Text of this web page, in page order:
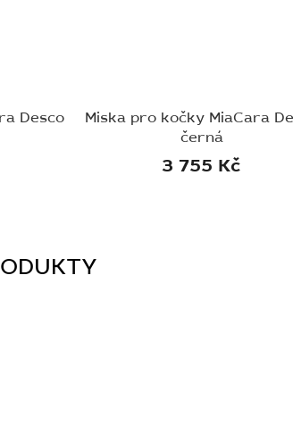
Desco
Miska pro kočky MiaCara
černá
3 755 Kč